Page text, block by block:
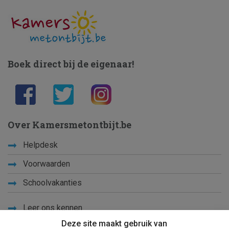
Deze site maakt gebruik van
Boek direct bij de eigenaar!
Over Kamersmetontbijt.be
Helpdesk
Voorwaarden
Schoolvakanties
Leer ons kennen